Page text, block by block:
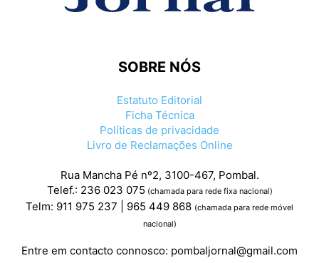
SOBRE NÓS
Estatuto Editorial
Ficha Técnica
Políticas de privacidade
Livro de Reclamações Online
Rua Mancha Pé nº2, 3100-467, Pombal.
Telef.: 236 023 075 (chamada para rede fixa nacional)
Telm: 911 975 237 | 965 449 868 (chamada para rede móvel
nacional)
Entre em contacto connosco: pombaljornal@gmail.com